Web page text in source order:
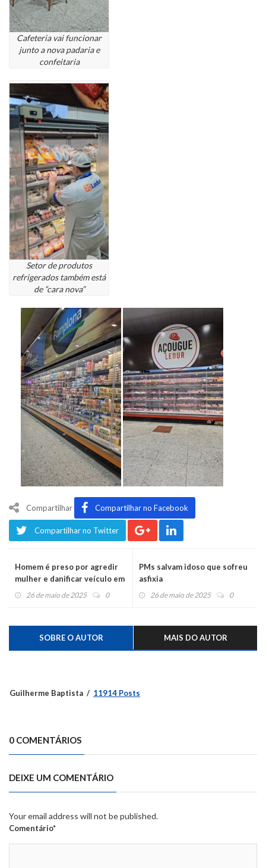
Cafeteria vai funcionar
junto a nova padaria e
confeitaria
Setor de produtos
refrigerados também está
de “cara nova”
Compartilhar Compartilhar no Facebook
Compartilhar no Twitter
Homem é preso por agredir
mulher e danificar veículo em
Piedade
26 de maio de 2025 0
PMs salvam idoso que sofreu
asfixia
26 de maio de 2025 0
SOBRE O AUTOR MAIS DO AUTOR
Guilherme Baptista 11914 Posts
0 COMENTÁRIOS
DEIXE UM COMENTÁRIO
Your email address will not be published.
Comentário*